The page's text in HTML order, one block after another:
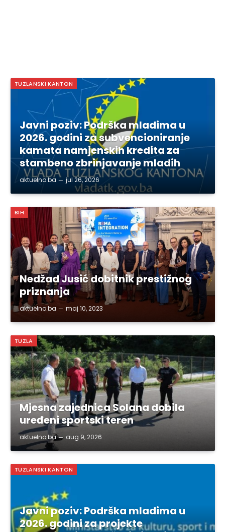
TUZLANSKI KANTON
Javni poziv: Podrška mladima u
2026. godini za subvencioniranje
kamata namjenskih kredita za
stambeno zbrinjavanje mladih
aktuelno.ba jul 26, 2026
BIH
Nedžad Jusić dobitnik prestižnog
priznanja
aktuelno.ba maj 10, 2023
TUZLA
Mjesna zajednica Solana dobila
uređeni sportski teren
aktuelno.ba aug 9, 2026
TUZLANSKI KANTON
Javni poziv: Podrška mladima u
2026. godini za projekte